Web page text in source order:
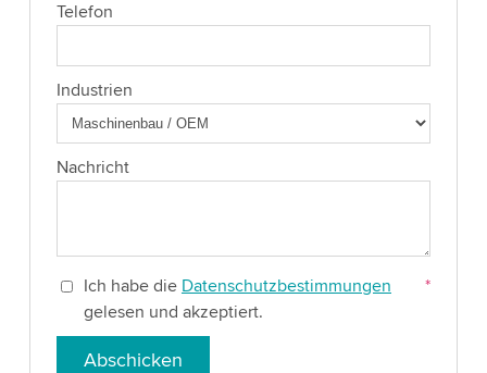
Telefon
Industrien
Nachricht
Ich habe die Datenschutzbestimmungen
gelesen und akzeptiert.
*
Abschicken